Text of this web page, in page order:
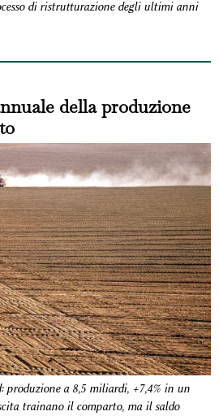
di ristrutturazione degli ultimi anni
della produzione
produzione a 8,5 miliardi, +7,4% in un
trainano il comparto, ma il saldo